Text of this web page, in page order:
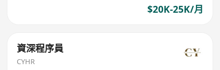
$20K-25K/月
資深程序員
CYHR